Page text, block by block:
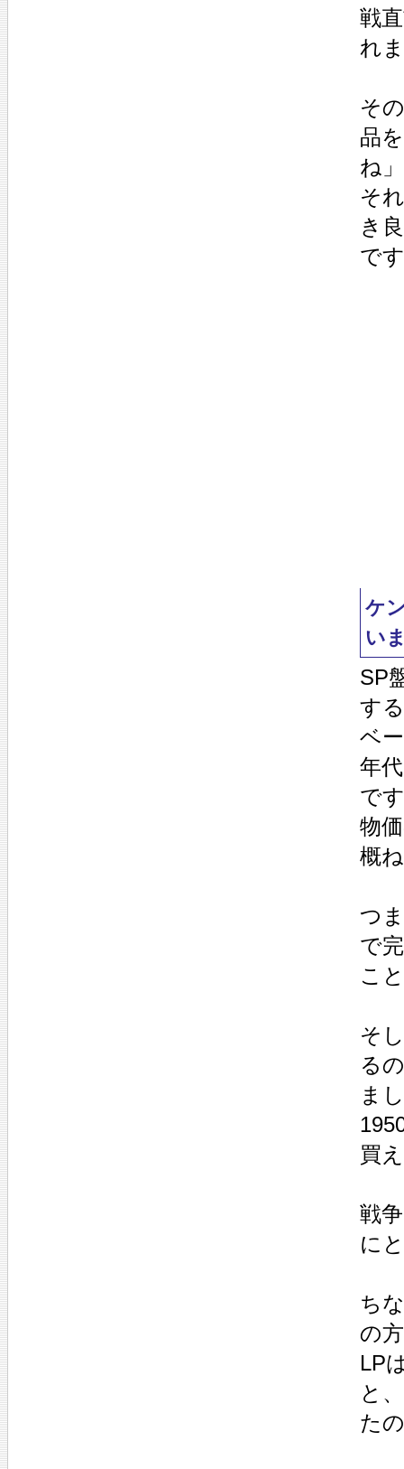
戦
れ
そ
品
ね
そ
き
で
ケ
い
SP
す
ベ
年
で
物
概
つ
で
こ
そ
る
ま
買
戦
に
ち
の
LP
と
た